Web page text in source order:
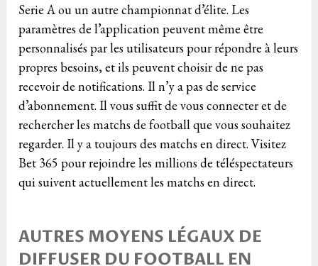
Serie A ou un autre championnat d’élite. Les
paramètres de l’application peuvent même être
personnalisés par les utilisateurs pour répondre à leurs
propres besoins, et ils peuvent choisir de ne pas
recevoir de notifications. Il n’y a pas de service
d’abonnement. Il vous suffit de vous connecter et de
rechercher les matchs de football que vous souhaitez
regarder. Il y a toujours des matchs en direct. Visitez
Bet 365 pour rejoindre les millions de téléspectateurs
qui suivent actuellement les matchs en direct.
AUTRES MOYENS LÉGAUX DE
DIFFUSER DU FOOTBALL EN